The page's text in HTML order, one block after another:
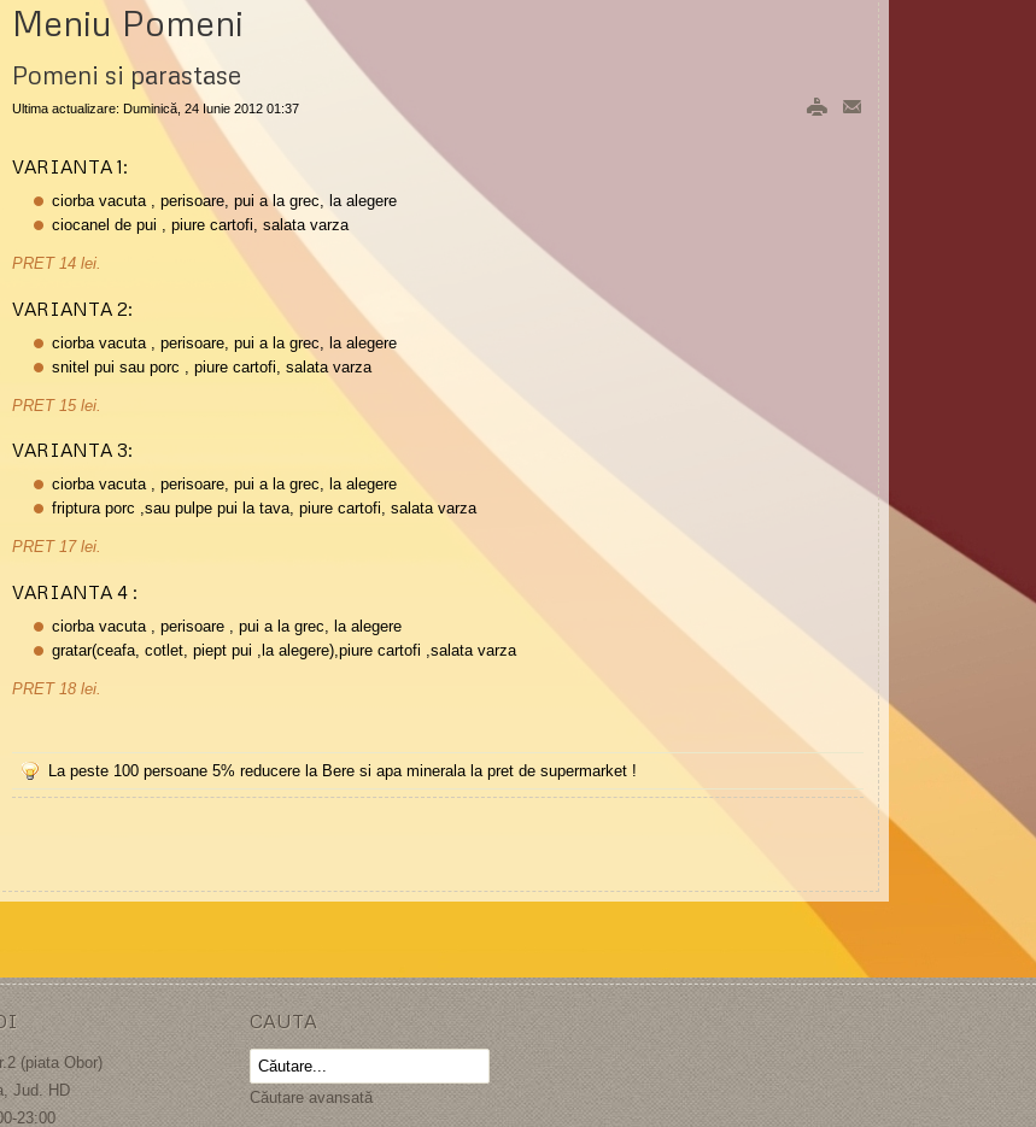
Meniu Pomeni
Pomeni si parastase
Ultima actualizare: Duminică, 24 Iunie 2012 01:37
VARIANTA 1:
ciorba vacuta , perisoare, pui a la grec, la alegere
ciocanel de pui , piure cartofi, salata varza
PRET 14 lei.
VARIANTA 2:
ciorba vacuta , perisoare, pui a la grec, la alegere
snitel pui sau porc , piure cartofi, salata varza
PRET 15 lei.
VARIANTA 3:
ciorba vacuta , perisoare, pui a la grec, la alegere
friptura porc ,sau pulpe pui la tava, piure cartofi, salata varza
PRET 17 lei.
VARIANTA 4 :
ciorba vacuta , perisoare , pui a la grec, la alegere
gratar(ceafa, cotlet, piept pui ,la alegere),piure cartofi ,salata varza
PRET 18 lei.
La peste 100 persoane 5% reducere la Bere si apa minerala la pret de supermarket !
(piata Obor)
Jud. HD
23:00
CAUTA
Căutare avansată